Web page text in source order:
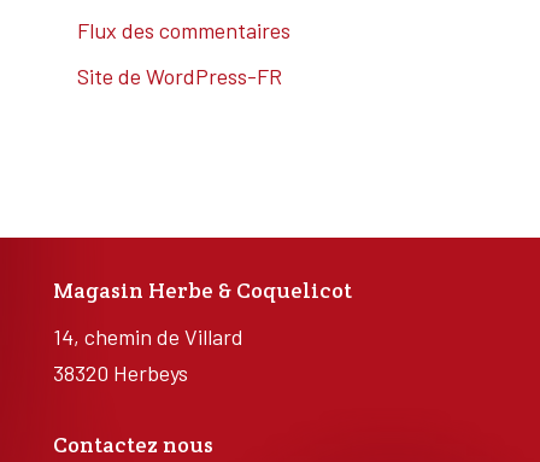
Flux des commentaires
Site de WordPress-FR
Magasin Herbe & Coquelicot
14, chemin de Villard
38320 Herbeys
Contactez nous